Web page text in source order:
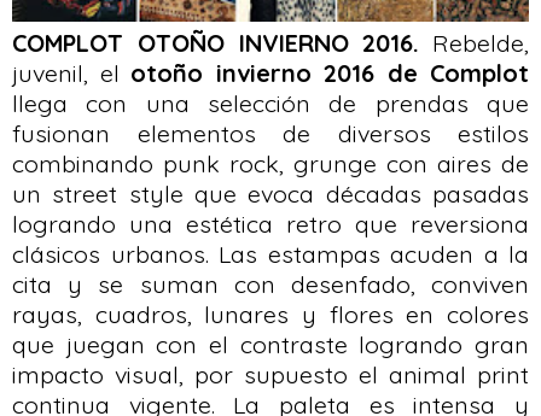
COMPLOT OTOÑO INVIERNO 2016. Rebelde,
juvenil, el otoño invierno 2016 de Complot
llega con una selección de prendas que
fusionan elementos de diversos estilos
combinando punk rock, grunge con aires de
un street style que evoca décadas pasadas
logrando una estética retro que reversiona
clásicos urbanos. Las estampas acuden a la
cita y se suman con desenfado, conviven
rayas, cuadros, lunares y flores en colores
que juegan con el contraste logrando gran
impacto visual, por supuesto el animal print
continua vigente. La paleta es intensa y